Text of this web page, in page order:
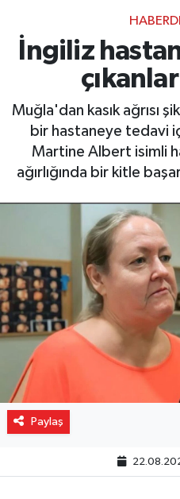
İngiliz
Muğla'dan kasık ağrısı
bir hastaneye tedavi
Martine Albert isimli
ağırlığında bir kitle
Paylaş
Diğer
Dünya
Ekonomi
Gizlilik İlkeleri -
Güncel
Gündem
Politika
Spor
Haber Arşivi